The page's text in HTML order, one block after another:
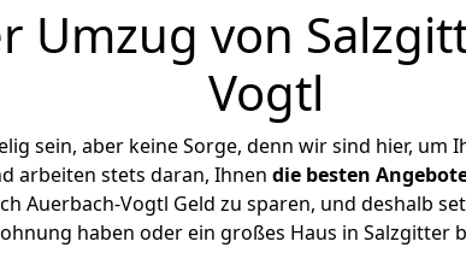
Umzug von
Vogtl
sein, aber keine Sorge, denn wir sind hier, um
arbeiten stets daran, Ihnen die besten
Auerbach-Vogtl Geld zu sparen, und deshalb
haben oder ein großes Haus in Salzgitter